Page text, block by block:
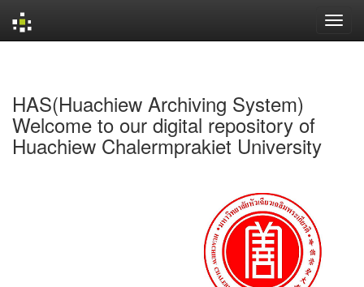
HAS(Huachiew Archiving System)
Welcome to our digital repository of
Huachiew Chalermprakiet University